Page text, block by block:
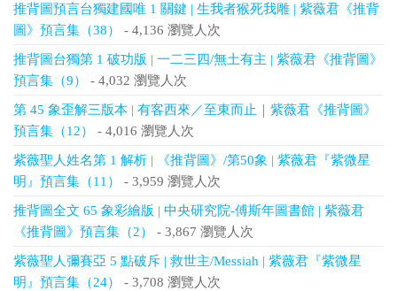
推背圖預言台獨建國唯 1 關鍵 | 生我者猴死我雕 | 紫薇君《推背
圖》預言集（38）
- 4,136 瀏覽人次
推背圖台獨第 1 破功版 | 一二三四/無土有主 | 紫薇君《推背圖》
預言集（9）
- 4,032 瀏覽人次
第 45 象歪解三版本 | 有客西來／至東而止｜紫薇君《推背圖》
預言集（12）
- 4,016 瀏覽人次
紫薇聖人姓名第 1 解析 | 《推背圖》/第50象 | 紫薇君『紫微星
明』預言集（11）
- 3,959 瀏覽人次
推背圖全文 65 象彩繪版 | 中央研究院-傅斯年圖書館 | 紫薇君
《推背圖》預言集（2）
- 3,867 瀏覽人次
紫薇聖人彌賽亞 5 點破斥 | 救世主/Messiah | 紫薇君『紫微星
明』預言集（24）
- 3,708 瀏覽人次